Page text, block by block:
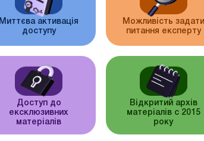
Миттєва активація
доступу
Можливість задати
питання експерту
Доступ до
ексклюзивних
матеріалів
Відкритий архів
матеріалів c 2015
року